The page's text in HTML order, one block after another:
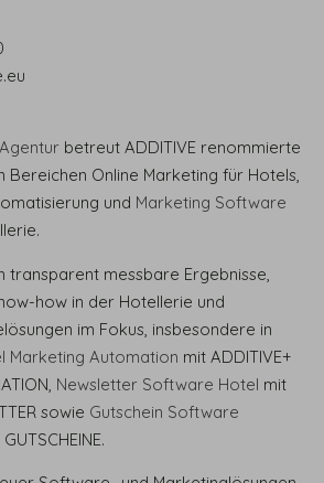
betreut ADDITIVE renommierte
Bereichen Online Marketing für Hotels,
und Marketing Software
transparent messbare Ergebnisse,
how in der Hotellerie und
im Fokus, insbesondere in
Marketing Automation mit ADDITIVE+
Newsletter Software Hotel mit
sowie Gutschein Software